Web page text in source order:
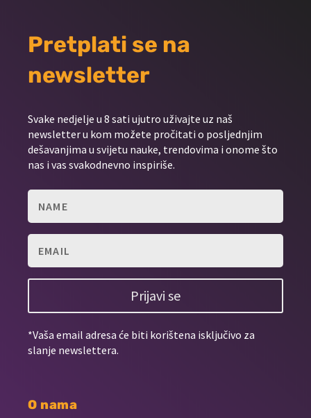
Pretplati se na
newsletter
Svake nedjelje u 8 sati ujutro uživajte uz naš
newsletter u kom možete pročitati o posljednjim
dešavanjima u svijetu nauke, trendovima i onome što
nas i vas svakodnevno inspiriše.
Prijavi se
*Vaša email adresa će biti korištena isključivo za
slanje newslettera.
O nama